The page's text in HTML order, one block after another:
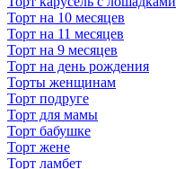
Торт на 10 месяцев
Торт на 11 месяцев
Торт на 9 месяцев
Торт на день рождения
Торты женщинам
Торт подруге
Торт для мамы
Торт бабушке
Торт жене
Торт ламбет